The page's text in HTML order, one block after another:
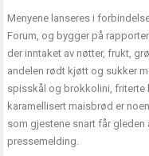
Menyene lanseres i
Forum, og bygger på
der inntaket av nøtter, frukt,
andelen rødt kjøtt og sukker
spisskål og brokkolini, friterte
karamellisert maisbrød er
som gjestene snart får gleden
pressemelding.